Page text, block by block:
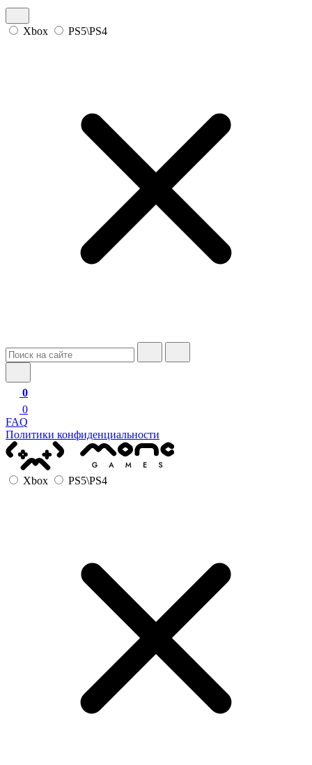
Xbox PS5\PS4
0
0
FAQ
Политики конфиденциальности
Xbox PS5\PS4